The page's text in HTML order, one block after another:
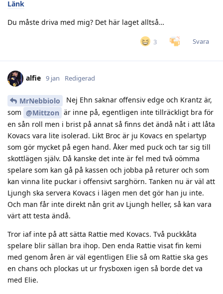
Länk
Du måste driva med mig? Det här laget alltså…
3 Svara
alfie 9 jan Redigerad
MrNebbiolo
Nej Ehn saknar offensiv edge och Krantz är,
som @Mittzon är inne på, egentligen inte tillräckligt bra för
en sån roll men i brist på annat så finns det ändå nåt i att låta
Kovacs vara lite isolerad. Likt Broc är ju Kovacs en spelartyp
som gör mycket på egen hand. Åker med puck och tar sig till
skottlägen själv. Då kanske det inte är fel med två oömma
spelare som kan gå på kassen och jobba på returer och som
kan vinna lite puckar i offensivt sarghörn. Tanken nu är väl att
Ljungh ska servera Kovacs i lägen men det gör han ju inte.
Och man får inte direkt nån grit av Ljungh heller, så kan vara
värt att testa ändå.
Tror iaf inte på att sätta Rattie med Kovacs. Två puckkåta
spelare blir sällan bra ihop. Den enda Rattie visat fin kemi
med genom åren är väl egentligen Elie så om Rattie ska ges
en chans och plockas ut ur frysboxen igen så borde det va
med Elie.